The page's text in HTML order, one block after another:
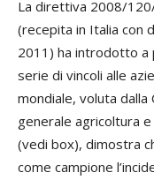
La direttiva 2008/
(recepita in Italia con
2011) ha introdotto a
serie di vincoli alle
mondiale, voluta
generale agricoltura
(vedi box), dimostra
come campione